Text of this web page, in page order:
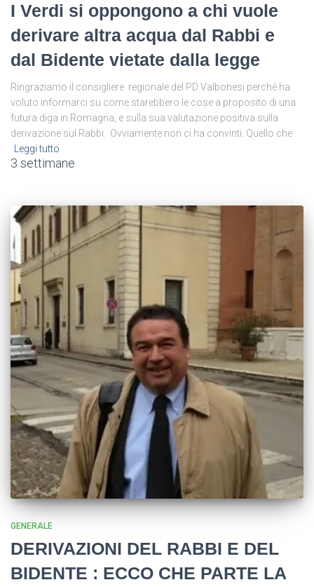
I Verdi si oppongono a chi vuole
derivare altra acqua dal Rabbi e
dal Bidente vietate dalla legge
Ringraziamo il consigliere regionale del PD Valbonesi perché ha
voluto informarci su come starebbero le cose a proposito di una
futura diga in Romagna, e sulla sua valutazione positiva sulla
derivazione sul Rabbi. Ovviamente non ci ha convinti. Quello che
Leggi tutto
3 settimane
GENERALE
DERIVAZIONI DEL RABBI E DEL
BIDENTE : ECCO CHE PARTE LA